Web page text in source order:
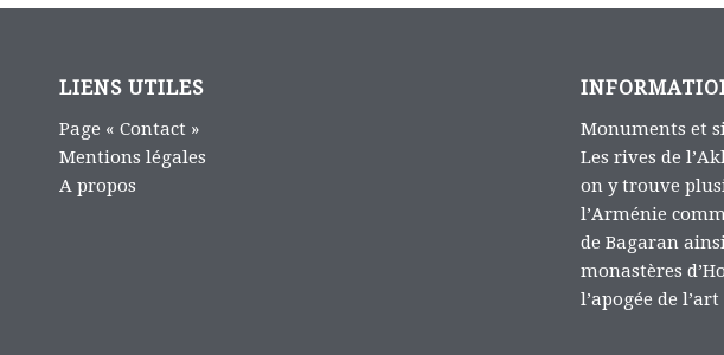
LIENS UTILES
Page « Contact »
Mentions légales
A propos
Monuments et
Les rives de
on y trouve
l’Arménie
de Bagaran
monastères
l’apogée de